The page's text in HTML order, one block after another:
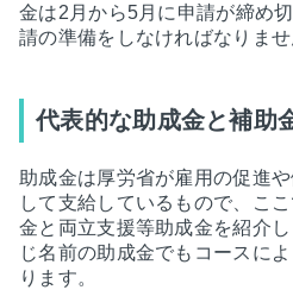
金は2月から5月に申請が締め
請の準備をしなければなりませ
代表的な助成金と補助
助成金は厚労省が雇用の促進
して支給しているもので、こ
金と両立支援等助成金を紹介
じ名前の助成金でもコースに
ります。